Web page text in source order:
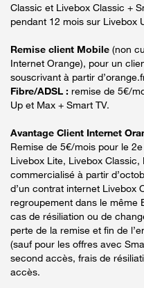
Classic et Livebox Classic +
pendant 12 mois sur Livebox
Remise client Mobile (non
Internet Orange), pour un
souscrivant à partir
Fibre/ADSL : remise de 5€/
Up et Max + Smart TV.
Avantage Client Internet
Remise de 5€/mois pour le
Livebox Lite, Livebox
commercialisé à partir
d’un contrat internet Livebox
regroupement dans le même
cas de résiliation ou de
perte de la remise et fin de
(sauf pour les offres avec
second accès, frais de
accès.